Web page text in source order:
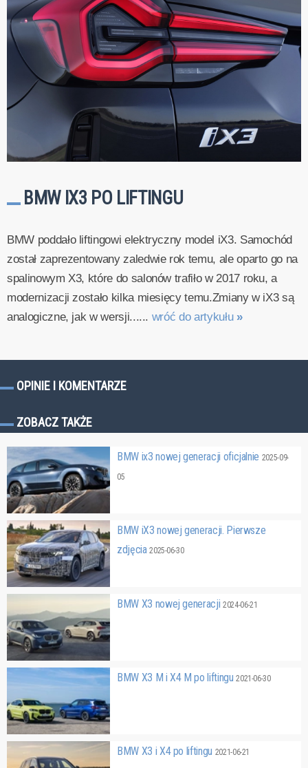
BMW IX3 PO LIFTINGU
BMW poddało liftingowi elektryczny model iX3. Samochód
został zaprezentowany zaledwie rok temu, ale oparto go na
spalinowym X3, które do salonów trafiło w 2017 roku, a
modernizacji zostało kilka miesięcy temu.Zmiany w iX3 są
analogiczne, jak w wersji...... wróć do artykułu »
OPINIE I KOMENTARZE
ZOBACZ TAKŻE
BMW ix3 nowej generacji oficjalnie 2025-09-
05
BMW iX3 nowej generacji. Pierwsze
zdjęcia2025-06-30
BMW X3 nowej generacji 2024-06-21
BMW X3 M i X4 M po liftingu2021-06-30
BMW X3 i X4 po liftingu 2021-06-21